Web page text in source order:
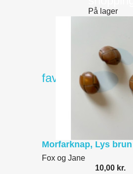
På lager
favorite_border
Morfarknap, Lys brun
Fox og Jane
10,00 kr.